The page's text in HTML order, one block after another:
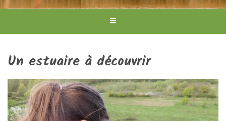
Un estuaire à découvrir